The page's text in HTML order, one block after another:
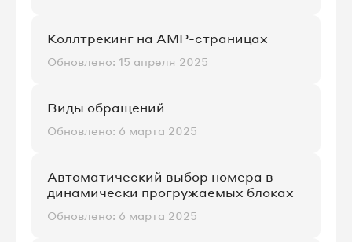
Коллтрекинг на AMP-страницах
Обновлено: 15 апреля 2025
Виды обращений
Обновлено: 6 марта 2025
Автоматический выбор номера в
динамически прогружаемых блоках
Обновлено: 6 марта 2025